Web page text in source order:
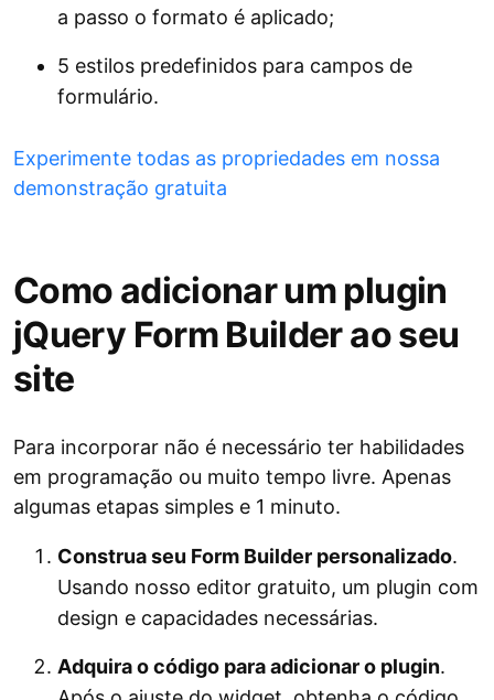
a passo o formato é aplicado;
5 estilos predefinidos para campos de
formulário.
Experimente todas as propriedades em nossa
demonstração gratuita
Como adicionar um plugin
jQuery Form Builder ao seu
site
Para incorporar não é necessário ter habilidades
em programação ou muito tempo livre. Apenas
algumas etapas simples e 1 minuto.
Construa seu Form Builder personalizado.
Usando nosso editor gratuito, um plugin com
design e capacidades necessárias.
Adquira o código para adicionar o plugin.